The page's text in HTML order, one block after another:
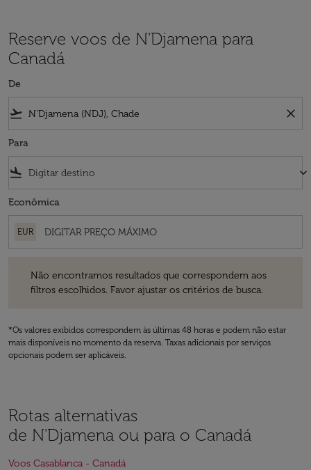
Reserve voos de N'Djamena para
Canadá
De
flight_takeoff close
Para
flight_land keyboard_arrow_down
Econômica
EUR
Não encontramos resultados que correspondem aos
filtros escolhidos. Favor ajustar os critérios de busca.
*Os valores exibidos correspondem às últimas 48 horas e podem não estar
mais disponíveis no momento da reserva. Taxas adicionais por serviços
opcionais podem ser aplicáveis.
Rotas alternativas
de N'Djamena ou para o Canadá
Voos Casablanca - Canadá